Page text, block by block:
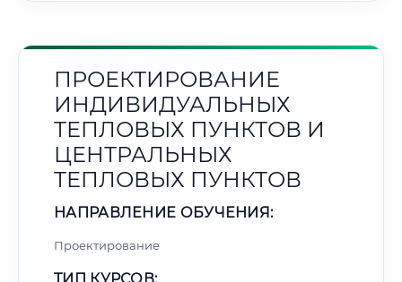
ПРОЕКТИРОВАНИЕ
ИНДИВИДУАЛЬНЫХ
ТЕПЛОВЫХ ПУНКТОВ И
ЦЕНТРАЛЬНЫХ
ТЕПЛОВЫХ ПУНКТОВ
НАПРАВЛЕНИЕ ОБУЧЕНИЯ:
Проектирование